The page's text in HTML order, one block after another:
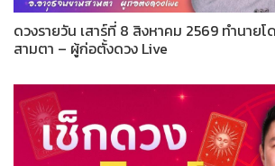
ดวงรายวัน เสาร์ที่ 8 สิงหาคม 2569 ทำนายโ
สามตา – ผู้ก่อตั้งดวง Live